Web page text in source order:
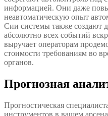
информацией. Они даже
неавтоматическую опыт
Сии системы также создают
абсолютно всех событий
выручает операторам
стоимости требованиям во
органов.
Прогнозная
Прогностическая
инструментов в вашем